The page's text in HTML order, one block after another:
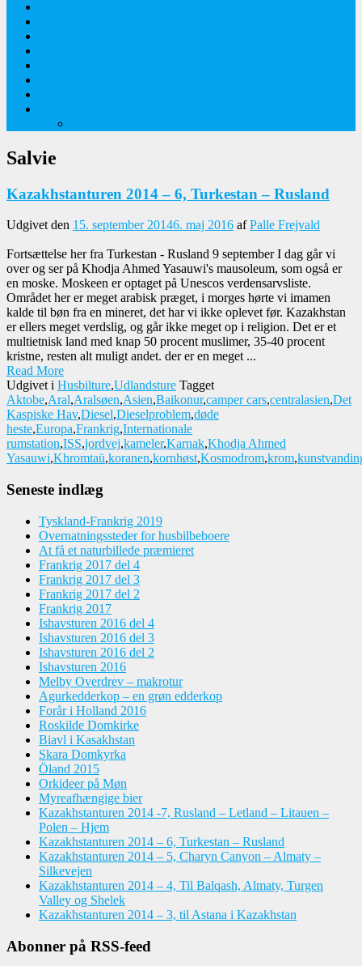
Salvie
Kazakhstanturen 2014 – 6, Turkestan – Rusland
Udgivet den 15. september 20146. maj 2016 afPalle Frejvald
Fortsættelse her fra Turkestan - Rusland 9 september I dag går vi
over og ser på Khodja Ahmed Yasauwi's mausoleum, som også er
en moske. Moskeen er optaget på Unescos verdensarvsliste.
Området her er meget arabisk præget, i morges hørte vi imamen
kalde til bøn fra en mineret, det har vi ikke oplevet før. Kazakhstan
er ellers meget verdslig, og går ikke meget op i religion. Det er et
multietnisk land med knap 50 procent muslimer, 35-40 procent
kristne, resten alt muligt andet. der er en meget ...
Read More
Udgivet i Husbilture,Udlandsture Tagget
Aktobe,Aral,Aralsøen,Asien,Baikonur,camper cars,centralasien,Det
Kaspiske Hav,Diesel,Dieselproblem,døde
heste,Europa,Frankrig,Internationale
rumstation,ISS,jordvej,kameler,Karnak,Khodja Ahmed
Yasauwi,Khromtaü,koranen,kornhøst,Kosmodrom,krom,
Seneste indlæg
Tyskland-Frankrig 2019
Overnatningssteder for husbilbeboere
At få et naturbillede præmieret
Frankrig 2017 del 4
Frankrig 2017 del 3
Frankrig 2017 del 2
Frankrig 2017
Ishavsturen 2016 del 4
Ishavsturen 2016 del 3
Ishavsturen 2016 del 2
Ishavsturen 2016
Melby Overdrev – makrotur
Agurkedderkop – en grøn edderkop
Forår i Holland 2016
Roskilde Domkirke
Biavl i Kasakhstan
Skara Domkyrka
Öland 2015
Orkideer på Møn
Myreafhængige bier
Kazakhstanturen 2014 -7, Rusland – Letland – Litauen –
Polen – Hjem
Kazakhstanturen 2014 – 6, Turkestan – Rusland
Kazakhstanturen 2014 – 5, Charyn Canyon – Almaty –
Silkevejen
Kazakhstanturen 2014 – 4, Til Balqash, Almaty, Turgen
Valley og Shelek
Kazakhstanturen 2014 – 3, til Astana i Kazakhstan
Abonner på RSS-feed